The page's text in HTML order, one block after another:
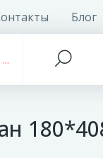
Блог
...